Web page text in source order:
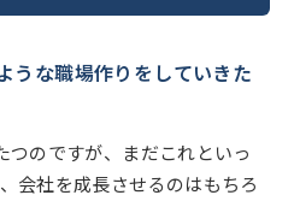
うな職場作りをしていきた
のですが、まだこれといっ
会社を成長させるのはもちろ